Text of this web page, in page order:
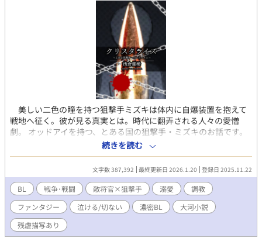
美しい二色の瞳を持つ狙撃手ミズキは体内に自爆装置を抱えて
戦地へ征く。彼が見る真実とは。時代に翻弄される人々の愛憎
劇。 オッドアイを持つ、とある国の狙撃手・ミズキのお話です。
彼がもつ瞳は片方は父親の国、片方はお母さんの国、二つの国
の血を持つ証。 その彼が戦禍に巻き込まれていきながら、いろ
んな人間の思惑に翻弄されるストーリーです。 周囲の人の話も
進んでいくので、作者は頭が煮えてきています。 BLです。たっ
ぷりエロと残虐描写あります。きっと。戦争だし。 基本的には
暗いお話になるかと思います。 のんびり投稿ですが、調子に乗
って数本落とすこともあります。 これは、以前書いた物に、加
筆修正を加えながら、続きを書いています。 時折大鉈振るって
大修正＆大加筆も行います。 とにかく長い話なので、疲れたら
続きを読む
文字数 387,392 最終更新日 2026.1.20 登録日 2025.11.22
BL 戦争･戦闘 敵将官×狙撃手 溺愛
調教
ファンタジー
泣ける/切ない 濃密BL
大河小説
残虐描写あり